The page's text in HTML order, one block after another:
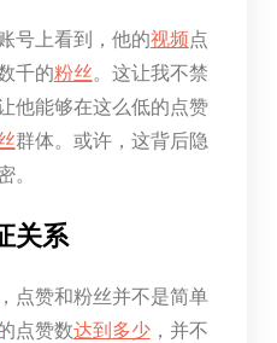
号上看到，他的视频点
千的粉丝。这让我不禁
他能够在这么低的点赞
群体。或许，这背后隐
。
关系
点赞和粉丝并不是简单
点赞数达到 多少，并不